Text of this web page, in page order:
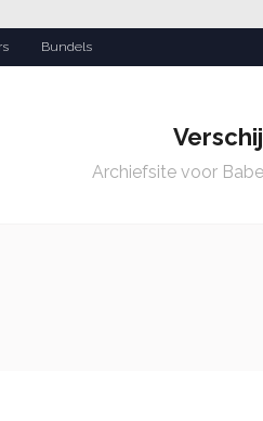
Bundels
Archiefsite voor